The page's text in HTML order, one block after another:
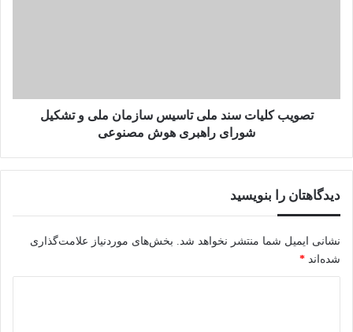
تشکیل
شورایتصویب کلیات سند ملی تاسیس سازمان ملی و تشکیل
شورای راهبری هوش مصنوعی
دیدگاهتان را بنویسید
نشانی ایمیل شما منتشر نخواهد شد.
بخش‌های موردنیاز علامت‌گذاری
شده‌اند *